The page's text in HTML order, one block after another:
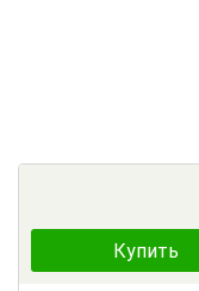
Купить